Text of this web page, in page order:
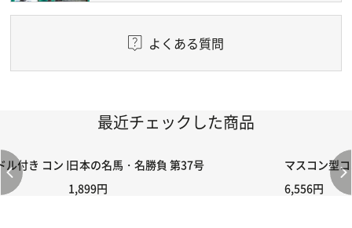
よくある質問
最近チェックした商品
付き コントローラー＆ポイント切り替えスイッチRC-02/C002 /
日本の名馬・名勝負 第37号
1,899円
マスコン型
6,556円